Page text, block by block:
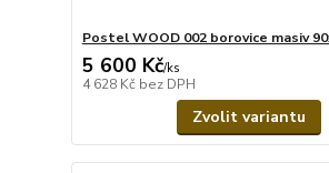
Postel WOOD 002 borovice masiv
5 600 Kč/ks
4 628 Kč bez DPH
Zvolit variantu